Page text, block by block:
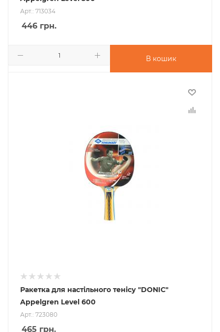
Арт.: 713034
446 грн.
В кошик
Ракетка для настільного тенісу "DONIC"
Appelgren Level 600
Арт.: 723080
465 грн.